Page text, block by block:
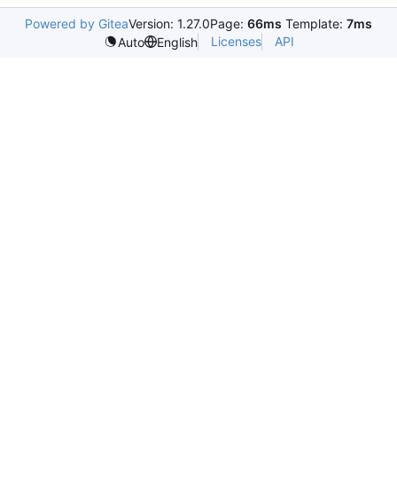
Powered by GiteaVersion: 1.27.0Page: 66ms Template: 7ms
Auto
English Licenses API